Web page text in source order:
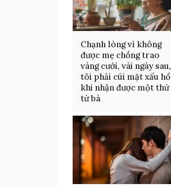
Chạnh lòng vì không
được mẹ chồng trao
vàng cưới, vài ngày sau,
tôi phải cúi mặt xấu hổ
khi nhận được một thứ
từ bà